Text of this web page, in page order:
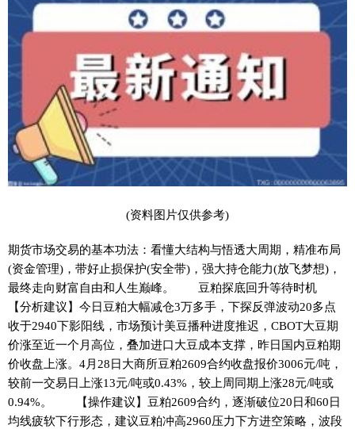
(资料图片仅供参考)
期货市场交易的基本功法：看懂大结构与悟透大周期，精准布局
(资金管理)，带好止损保护(安全带)，强大持仓能力(放飞梦想)，
最终走向财富自由和人生巅峰。 豆粕探底回升等待时机
【分析建议】今日豆粕大幅减仓3万多手，下探反弹波动20多点
收于2940下影阳线，市场预计美豆播种进度推迟，CBOT大豆期
价涨至近一个月高位，叠加进口大豆成本支撑，昨日国内豆粕期
价收盘上涨。4月28日大商所豆粕2609合约收盘报价3006元/吨，
较前一交易日上涨13元/吨或0.43%，较上周同期上涨28元/吨或
0.94%。 【操作建议】豆粕2609合约，逐渐破位20日和60日
均线疲软下行形态，建议豆粕冲高2960压力下方进空策略，波段